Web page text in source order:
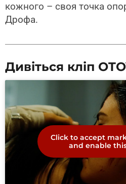
кожного – своя точка
Дрофа.
Дивіться кліп
Click to accept
and enable